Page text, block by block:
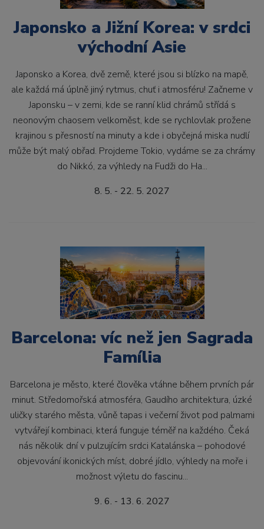
Japonsko a Jižní Korea: v srdci
východní Asie
Japonsko a Korea, dvě země, které jsou si blízko na mapě,
ale každá má úplně jiný rytmus, chuť i atmosféru! Začneme v
Japonsku – v zemi, kde se ranní klid chrámů střídá s
neonovým chaosem velkoměst, kde se rychlovlak prožene
krajinou s přesností na minuty a kde i obyčejná miska nudlí
může být malý obřad. Projdeme Tokio, vydáme se za chrámy
do Nikkó, za výhledy na Fudži do Ha...
8. 5. - 22. 5. 2027
Barcelona: víc než jen Sagrada
Família
Barcelona je město, které člověka vtáhne během prvních pár
minut. Středomořská atmosféra, Gaudího architektura, úzké
uličky starého města, vůně tapas i večerní život pod palmami
vytvářejí kombinaci, která funguje téměř na každého. Čeká
nás několik dní v pulzujícím srdci Katalánska – pohodové
objevování ikonických míst, dobré jídlo, výhledy na moře i
možnost výletu do fascinu...
9. 6. - 13. 6. 2027